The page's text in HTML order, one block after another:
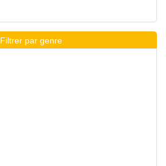
Filtrer par genre